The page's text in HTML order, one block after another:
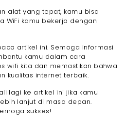
alat yang tepat, kamu bisa
WiFi kamu bekerja dengan
artikel ini. Semoga informasi
kamu dalam cara
wifi kita dan memastikan bahwa
kualitas internet terbaik.
lagi ke artikel ini jika kamu
lanjut di masa depan.
sukses!